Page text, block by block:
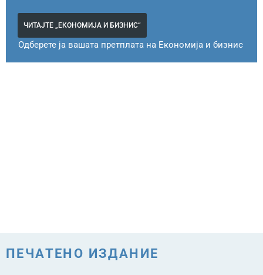
ЧИТАЈТЕ „ЕКОНОМИЈА И БИЗНИС“
Одберете ја вашата претплата на Економија и бизнис
ПЕЧАТЕНО ИЗДАНИЕ